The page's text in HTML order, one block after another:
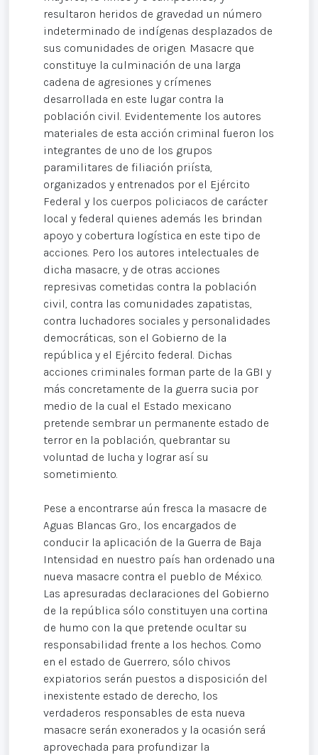
resultaron heridos de gravedad un número
indeterminado de indígenas desplazados de
sus comunidades de origen. Masacre que
constituye la culminación de una larga
cadena de agresiones y crímenes
desarrollada en este lugar contra la
población civil. Evidentemente los autores
materiales de esta acción criminal fueron los
integrantes de uno de los grupos
paramilitares de filiación priísta,
organizados y entrenados por el Ejército
Federal y los cuerpos policiacos de carácter
local y federal quienes además les brindan
apoyo y cobertura logística en este tipo de
acciones. Pero los autores intelectuales de
dicha masacre, y de otras acciones
represivas cometidas contra la población
civil, contra las comunidades zapatistas,
contra luchadores sociales y personalidades
democráticas, son el Gobierno de la
república y el Ejército federal. Dichas
acciones criminales forman parte de la GBI y
más concretamente de la guerra sucia por
medio de la cual el Estado mexicano
pretende sembrar un permanente estado de
terror en la población, quebrantar su
voluntad de lucha y lograr así su
sometimiento.
Pese a encontrarse aún fresca la masacre de
Aguas Blancas Gro., los encargados de
conducir la aplicación de la Guerra de Baja
Intensidad en nuestro país han ordenado una
nueva masacre contra el pueblo de México.
Las apresuradas declaraciones del Gobierno
de la república sólo constituyen una cortina
de humo con la que pretende ocultar su
responsabilidad frente a los hechos. Como
en el estado de Guerrero, sólo chivos
expiatorios serán puestos a disposición del
inexistente estado de derecho, los
verdaderos responsables de esta nueva
masacre serán exonerados y la ocasión será
aprovechada para profundizar la